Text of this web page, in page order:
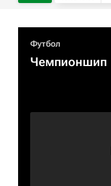
Футбол
Чемпионшип